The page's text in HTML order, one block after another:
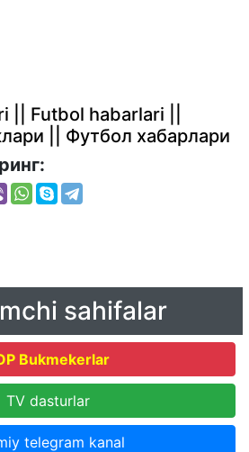
|| Futbol habarlari ||
|| Футбол хабарлари
sahifalar
Bukmekerlar
TV dasturlar
telegram kanal